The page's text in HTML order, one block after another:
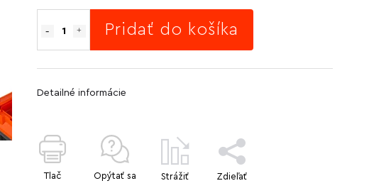
Pridať do košíka
Detailné informácie
Tlač Opýtať sa Strážiť Zdieľať